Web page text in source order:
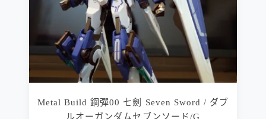
Metal Build 鋼彈00 七劍 Seven Sword / ダブ
ルオーガンダムセブンソード/G